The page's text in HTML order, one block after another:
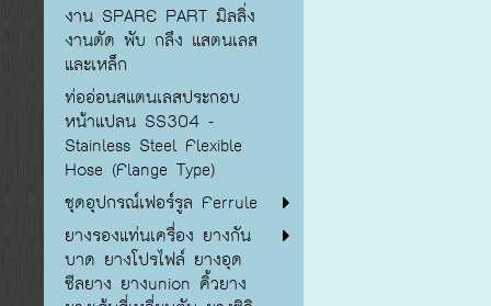
งาน SPARE PART มิลลิ่ง
งานตัด พับ กลึง แสตนเลส
และเหล็ก
ท่ออ่อนสแตนเลสประกอบ
หน้าแปลน SS304 -
Stainless Steel Flexible
Hose (Flange Type)
ชุดอุปกรณ์เฟอร์รูล Ferrule
ยางรองแท่นเครื่อง ยางกัน
บาด ยางโปรไฟล์ ยางอุด
ซีลยาง ยางunion คิ้วยาง